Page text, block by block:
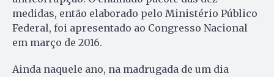
medidas, então elaborado pelo Ministério Público
Federal, foi apresentado ao Congresso Nacional
em março de 2016.
Ainda naquele ano, na madrugada de um dia